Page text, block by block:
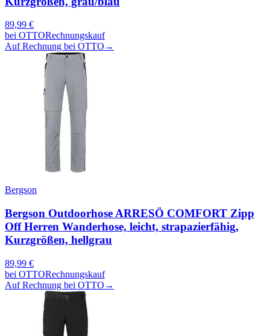
89,99 €
bei OTTORechnungskauf
Auf Rechnung bei OTTO →
Bergson
Bergson Outdoorhose ARRESÖ COMFORT Zipp
Off Herren Wanderhose, leicht, strapazierfähig,
Kurzgrößen, hellgrau
89,99 €
bei OTTORechnungskauf
Auf Rechnung bei OTTO →